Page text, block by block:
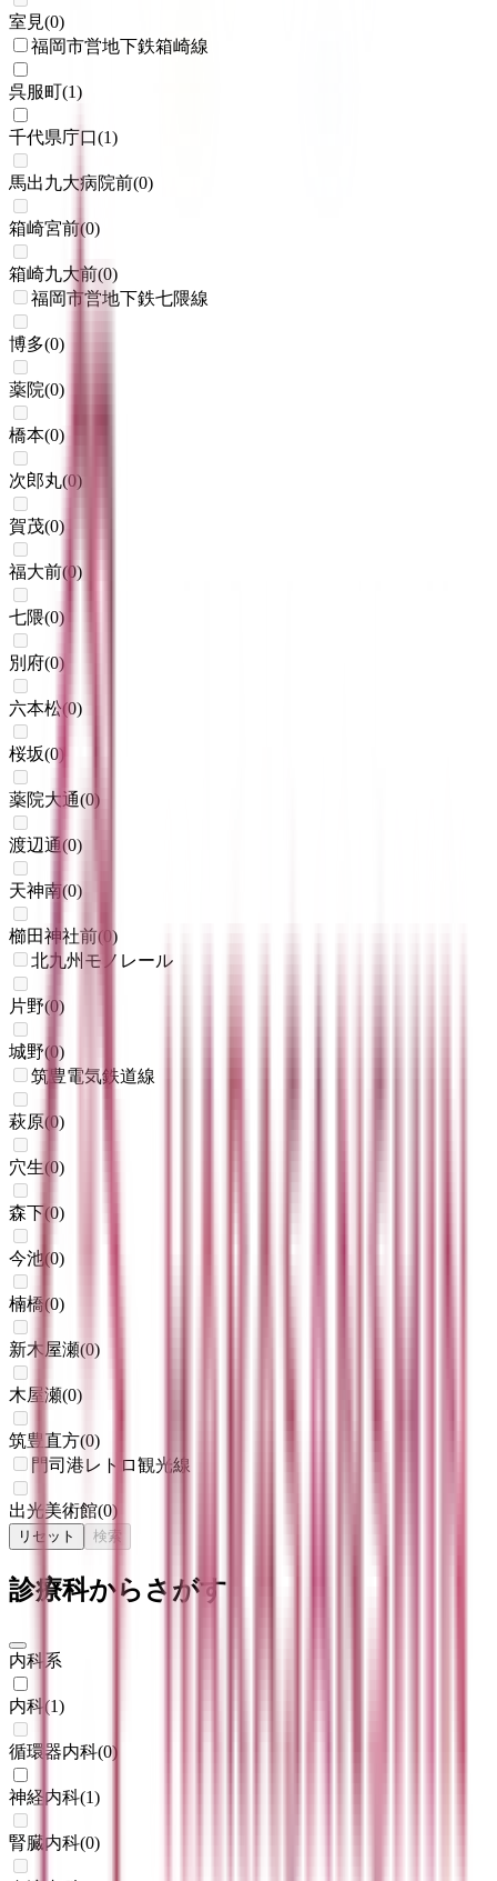
室見(0)
福岡市営地下鉄箱崎線
呉服町(1)
千代県庁口(1)
馬出九大病院前(0)
箱崎宮前(0)
箱崎九大前(0)
福岡市営地下鉄七隈線
博多(0)
薬院(0)
橋本(0)
次郎丸(0)
賀茂(0)
福大前(0)
七隈(0)
別府(0)
六本松(0)
桜坂(0)
薬院大通(0)
渡辺通(0)
天神南(0)
櫛田神社前(0)
北九州モノレール
片野(0)
城野(0)
筑豊電気鉄道線
萩原(0)
穴生(0)
森下(0)
今池(0)
楠橋(0)
新木屋瀬(0)
木屋瀬(0)
筑豊直方(0)
門司港レトロ観光線
出光美術館(0)
リセット 検索
診療科からさがす
内科系
内科(1)
循環器内科(0)
神経内科(1)
腎臓内科(0)